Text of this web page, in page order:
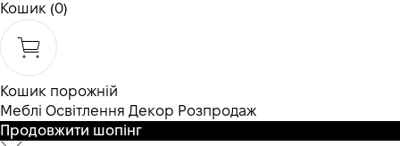
Кошик (0)
Кошик порожній
Меблі Освітлення Декор Розпродаж
Продовжити шопінг